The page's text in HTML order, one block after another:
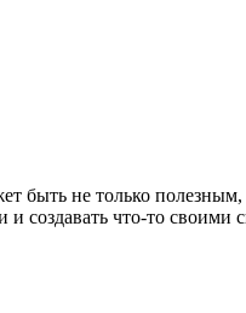
быть не только
создавать что-то своими